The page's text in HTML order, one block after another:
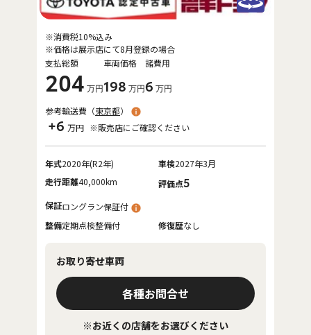
支払総額
204 万円
車両価格
198 万円
諸費用
6 万円
※消費税10%込み
※価格は展示店にて8月登録の場合
参考輸送費（東京都）
+6 万円 ※販売店にご確認ください
年式2020年(R2年) 車検2027年3月
走行距離40,000km 評価点5
保証ロングラン保証付
整備定期点検整備付 修復歴なし
お取り寄せ車両
各種お問合せ
※お近くの店舗をお選びください